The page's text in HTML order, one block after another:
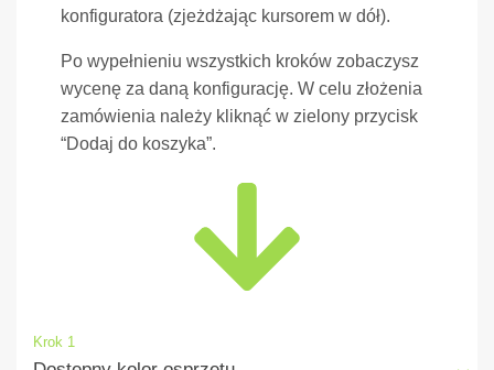
konfiguratora (zjeżdżając kursorem w dół).
Po wypełnieniu wszystkich kroków zobaczysz
wycenę za daną konfigurację. W celu złożenia
zamówienia należy kliknąć w zielony przycisk
“Dodaj do koszyka”.
Krok 1